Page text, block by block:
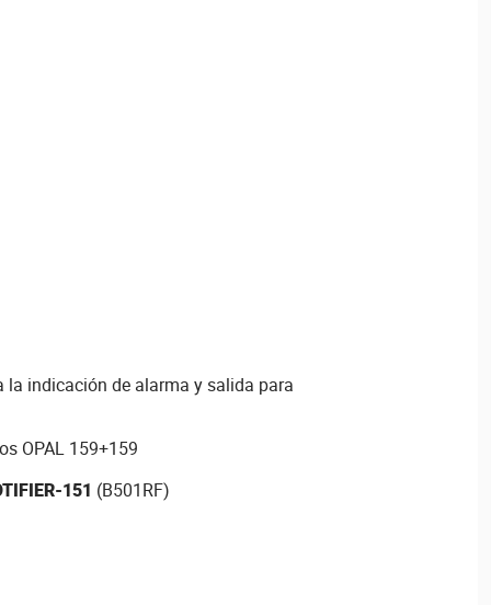
la indicación de alarma y salida para
OPAL 159+159
151 (B501RF)